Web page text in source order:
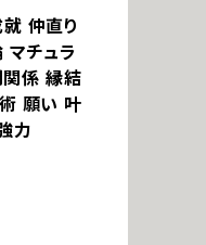
仲直り
マチュラ
係 縁結
願い 叶
力